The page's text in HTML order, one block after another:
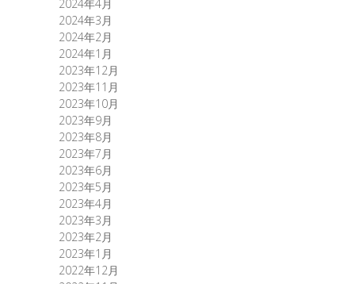
2024年4月
2024年3月
2024年2月
2024年1月
2023年12月
2023年11月
2023年10月
2023年9月
2023年8月
2023年7月
2023年6月
2023年5月
2023年4月
2023年3月
2023年2月
2023年1月
2022年12月